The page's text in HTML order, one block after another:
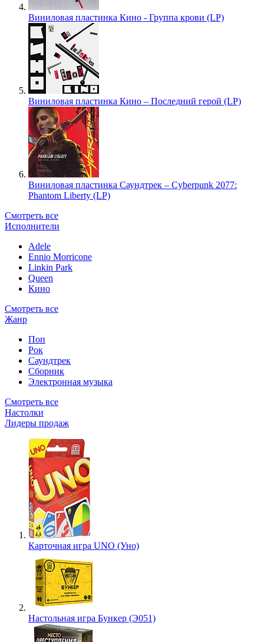
Виниловая пластинка Кино - Группа крови (LP)
Виниловая пластинка Кино – Последний герой (LP)
Виниловая пластинка Саундтрек – Cyberpunk 2077:
Phantom Liberty (LP)
Смотреть все
Исполнители
Adele
Ennio Morricone
Linkin Park
Queen
Кино
Смотреть все
Жанр
Поп
Рок
Саундтрек
Сборник
Электронная музыка
Смотреть все
Настолки
Лидеры продаж
Карточная игра UNO (Уно)
Настольная игра Бункер (Э051)